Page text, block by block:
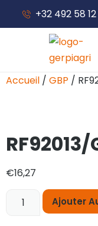
+32 492 58
Accueil / GBP /
RF92013/
€16,27
Ajouter